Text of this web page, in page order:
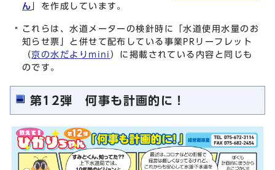
ん 」を作成しています。
これらは、水道メーターの検針時に「水道使用水量のお
知らせ票」と併せて配布している事業PRリーフレット
（京の水だよりmini ）に掲載されている内容と同じも
のです。
第12弾 何事も計画的に！